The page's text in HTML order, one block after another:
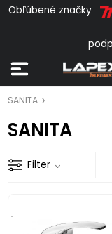
Obľúbené značky
SANITA
SANITA
Filter
.